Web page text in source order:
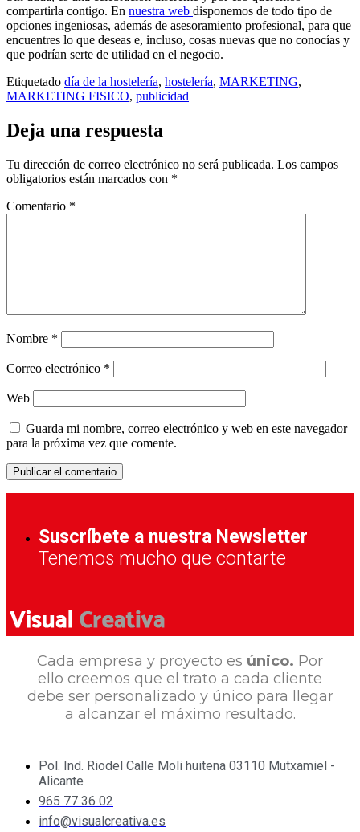
compartirla contigo. En nuestra web disponemos de todo tipo de
opciones ingeniosas, además de asesoramiento profesional, para que
encuentres lo que deseas e, incluso, cosas nuevas que no conocías y
que podrían serte de utilidad en el negocio.
Etiquetado día de la hostelería, hostelería, MARKETING,
MARKETING FISICO, publicidad
Deja una respuesta
Tu dirección de correo electrónico no será publicada. Los campos
obligatorios están marcados con *
Comentario *
Nombre *
Correo electrónico *
Web
Guarda mi nombre, correo electrónico y web en este navegador
para la próxima vez que comente.
Suscríbete a nuestra Newsletter
Tenemos mucho que contarte
Cada empresa y proyecto es único. Por
ello creemos que el trato a cada cliente
debe ser personalizado y único para llegar
a alcanzar el máximo resultado.
Pol. Ind. Riodel Calle Moli huitena 03110 Mutxamiel -
Alicante
965 77 36 02
info@visualcreativa.es